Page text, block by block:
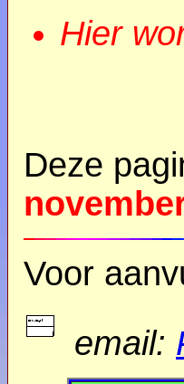
Hier
Deze
Voor
email: